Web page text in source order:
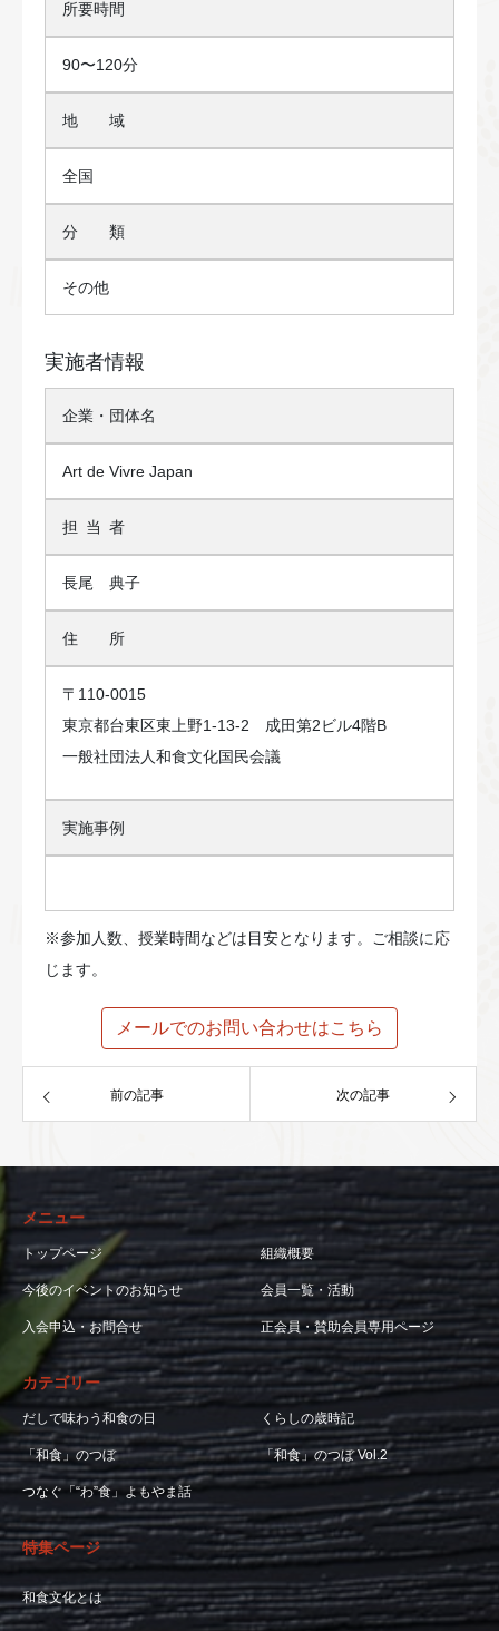
所要時間
90〜120分
地 域
全国
分 類
その他
実施者情報
企業・団体名
Art de Vivre Japan
担当 者
長尾 典子
住 所
〒110-0015
東京都台東区東上野1-13-2 成田第2ビル4階B
一般社団法人和食文化国民会議
実施事例
※参加人数、授業時間などは目安となります。ご相談に応
じます。
メールでのお問い合わせはこちら
前の記事 次の記事
メニュー
トップページ 組織概要
今後のイベントのお知らせ 会員一覧・活動
入会申込・お問合せ 正会員・賛助会員専用ページ
カテゴリー
だしで味わう和食の日 くらしの歳時記
「和食」のつぼ 「和食」のつぼ Vol.2
つなぐ「“わ”食」よもやま話
特集ページ
和食文化とは